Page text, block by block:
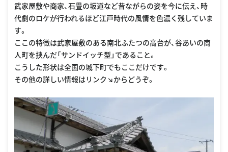
武家屋敷や商家、石畳の坂道など昔ながらの姿を今に伝え、時
代劇のロケが行われるほど江戸時代の風情を色濃く残していま
す。
ここの特徴は武家屋敷のある南北ふたつの高台が、谷あいの商
人町を挟んだ「サンドイッチ型」であること。
こうした形状は全国の城下町でもここだけです。
その他の詳しい情報はリンク↘︎からどうぞ。